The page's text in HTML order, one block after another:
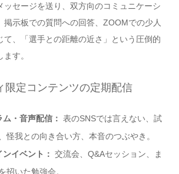
ッセージを送り、双方向のコミュニケーシ
掲示板での質問への回答、ZOOMでの少人
て、「選手との距離の近さ」という圧倒的
す。
限定コンテンツの定期配信
・音声配信： 表のSNSでは言えない、試
怪我との向き合い方、本音のつぶやき。
イベント： 交流会、Q&Aセッション、ま
招いた勉強会。